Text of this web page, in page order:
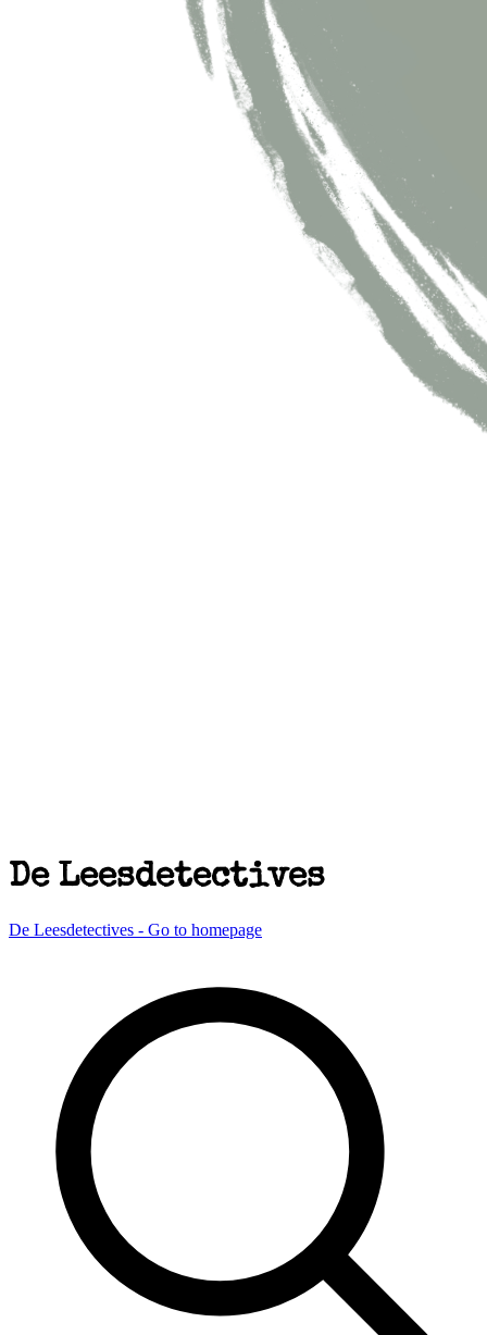
De Leesdetectives
De Leesdetectives - Go to homepage